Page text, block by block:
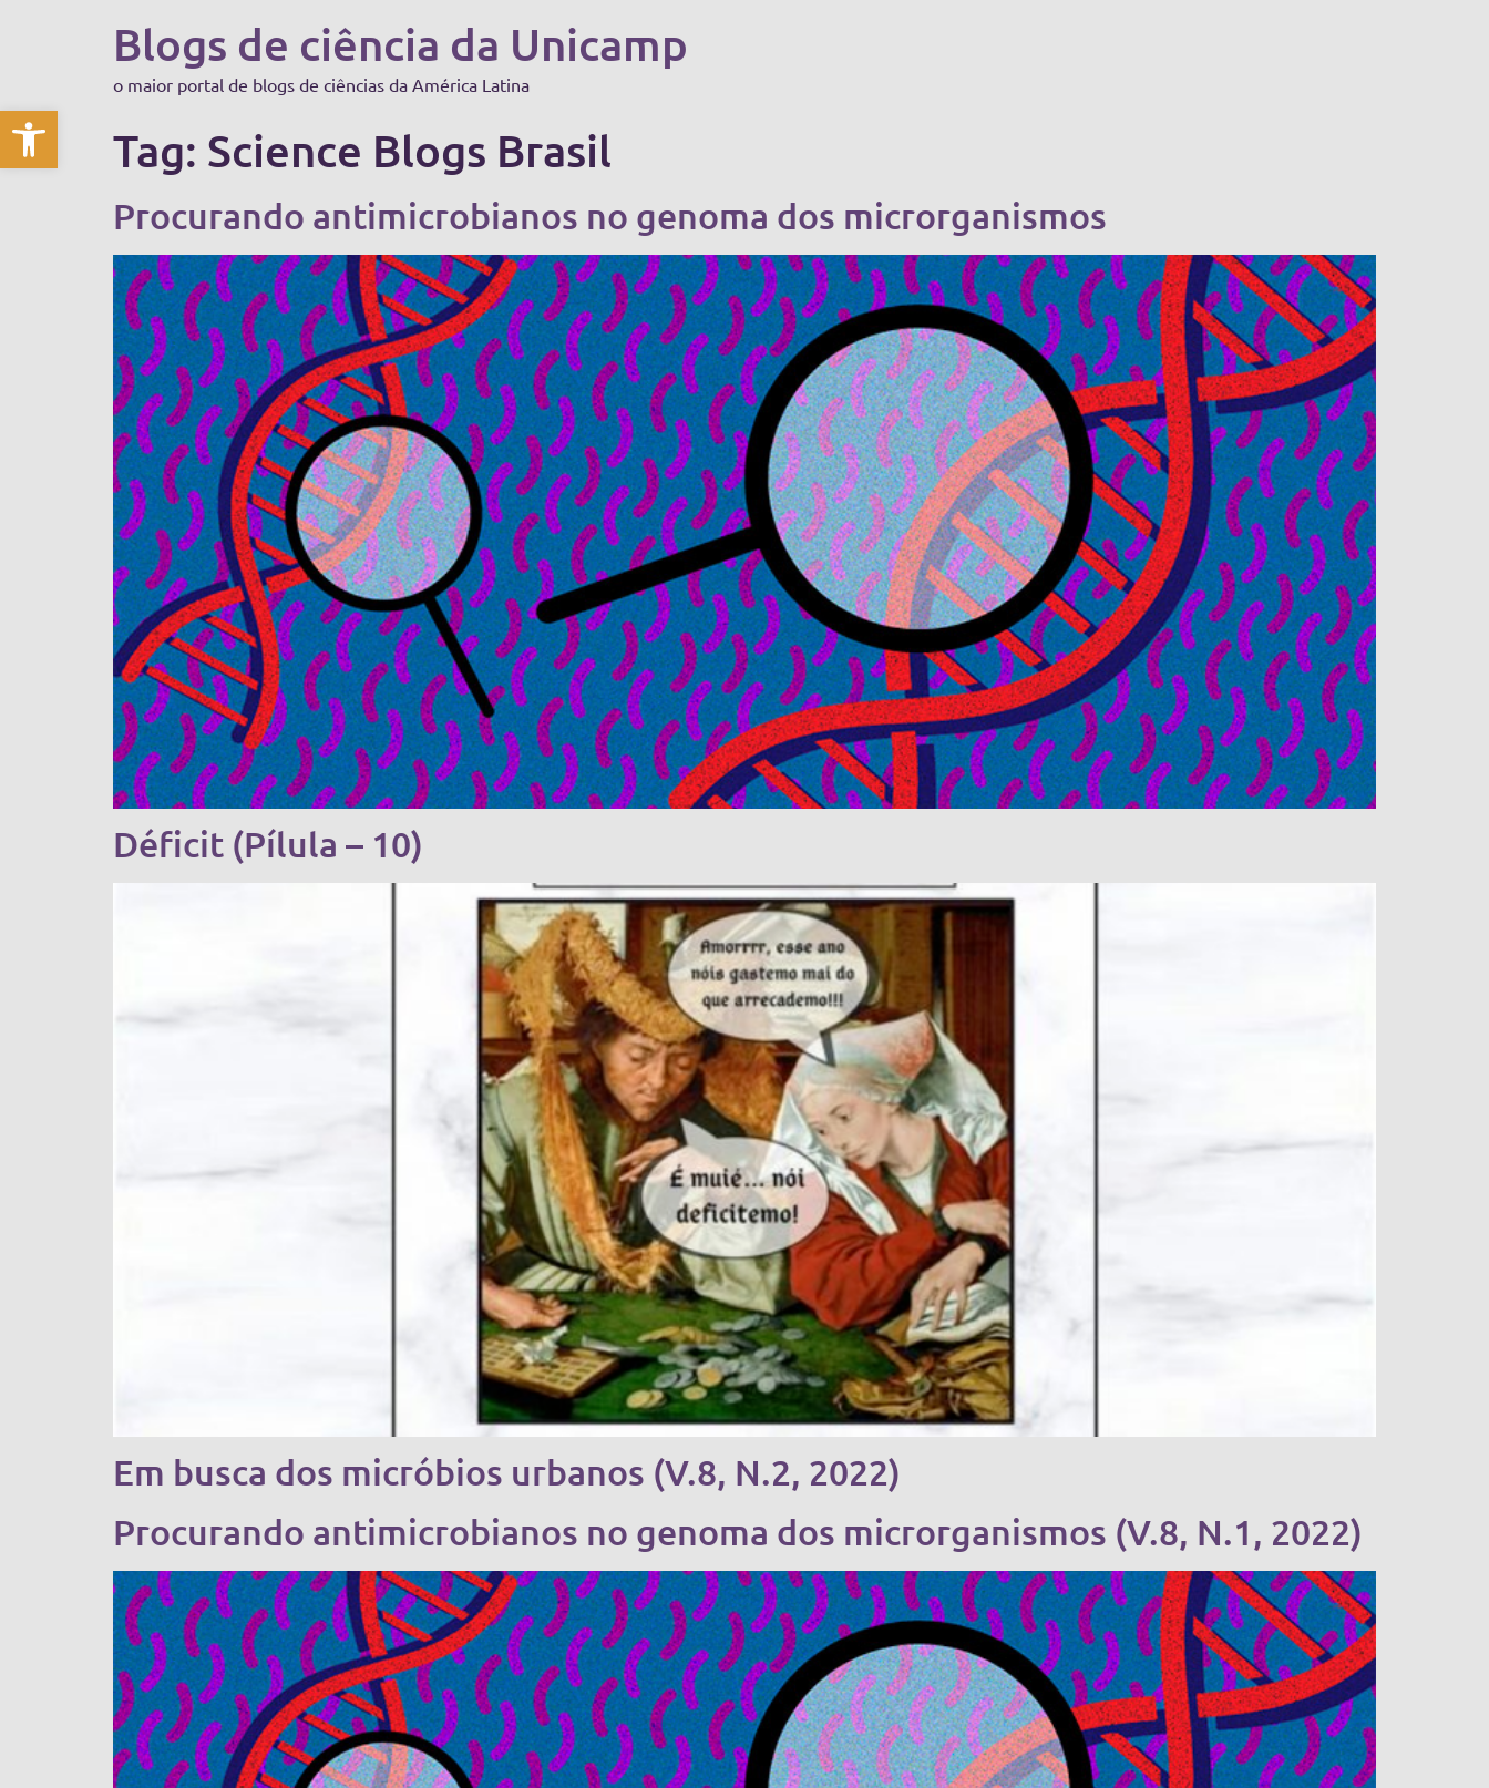
Abrir a barra de ferramentas
Blogs de ciência da Unicamp
o maior portal de blogs de ciências da América Latina
Tag: Science Blogs Brasil
Procurando antimicrobianos no genoma dos microrganismos
Déficit (Pílula – 10)
Em busca dos micróbios urbanos (V.8, N.2, 2022)
Procurando antimicrobianos no genoma dos microrganismos (V.8, N.1, 2022)